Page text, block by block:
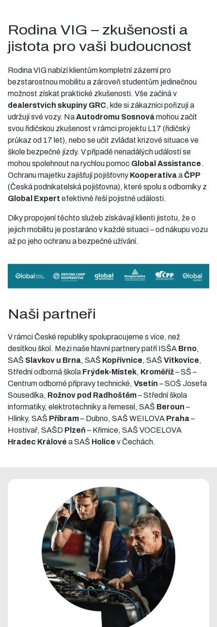
Rodina VIG – zkušenosti a
jistota pro vaši budoucnost
Rodina VIG nabízí klientům kompletní zázemí pro
bezstarostnou mobilitu a zároveň studentům jedinečnou
možnost získat praktické zkušenosti. Vše začíná v
dealerstvích skupiny GRC, kde si zákazníci pořizují a
udržují své vozy. NaAutodromu Sosnovámohou začít
svou řidičskou zkušenost v rámci projektu L17 (řidičský
průkaz od 17 let), nebo se učit zvládat krizové situace ve
škole bezpečné jízdy. V případě nenadálých událostí se
mohou spolehnout na rychlou pomoc Global Assistance.
Ochranu majetku zajišťují pojišťovny KooperativaaČPP
(Česká podnikatelská pojišťovna), které spolu s odborníky z
Global Expert efektivně řeší pojistné události.
Díky propojení těchto služeb získávají klienti jistotu, že o
jejich mobilitu je postaráno v každé situaci – od nákupu vozu
až po jeho ochranu a bezpečné užívání.
Naši partneři
V rámci České republiky spolupracujeme s více, než
desítkou škol. Mezi naše hlavní partnery patří ISŠA Brno,
SAŠ Slavkov u Brna, SAŠ Kopřivnice, SAŠ Vítkovice,
Střední odborná škola Frýdek-Místek, Kroměříž– SŠ –
Centrum odborné přípravy technické, Vsetín – SOŠ Josefa
Sousedíka, Rožnov pod Radhoštěm– Střední škola
informatiky, elektrotechniky a řemesel, SAŠ Beroun –
Hlinky, SAŠ Příbram– Dubno, SAŠ WEILOVA Praha–
Hostivař, SAŠD Plzeň – Křimice, SAŠ VOCELOVA
Hradec Králové a SAŠ Holice v Čechách.